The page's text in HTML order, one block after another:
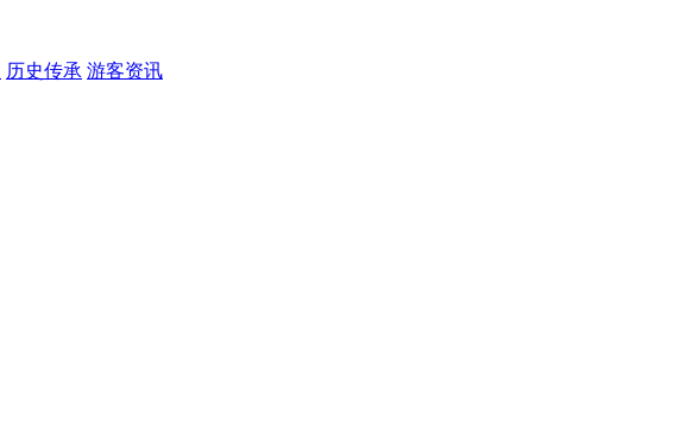
历史传承 游客资讯